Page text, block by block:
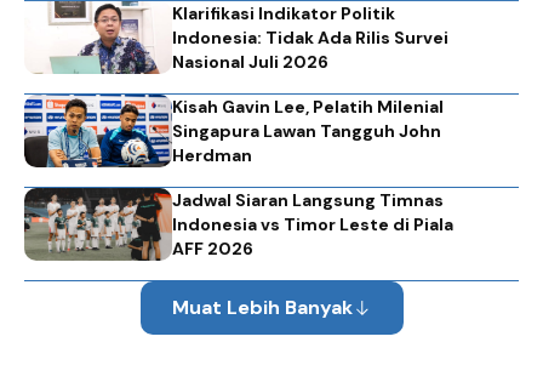
Klarifikasi Indikator Politik
Indonesia: Tidak Ada Rilis Survei
Nasional Juli 2026
Kisah Gavin Lee, Pelatih Milenial
Singapura Lawan Tangguh John
Herdman
Jadwal Siaran Langsung Timnas
Indonesia vs Timor Leste di Piala
AFF 2026
Muat Lebih Banyak